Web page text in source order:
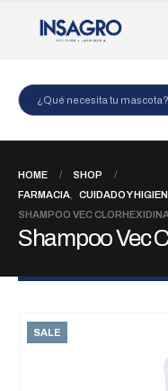
HOME
SHOP
FARMACIA
CUIDADO Y
SHAMPOO VEC
Shampoo Vec
SALE